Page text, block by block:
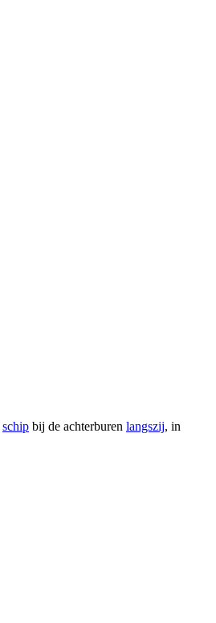
schip bij de achterburen langszij, in